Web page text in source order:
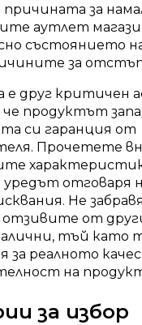
за
аутлет
състоянието
за
е друг критичен
че продуктът
си гаранция от
Прочетете
уредът отговаря
Не
от
тъй като
за реалното
на
за избор